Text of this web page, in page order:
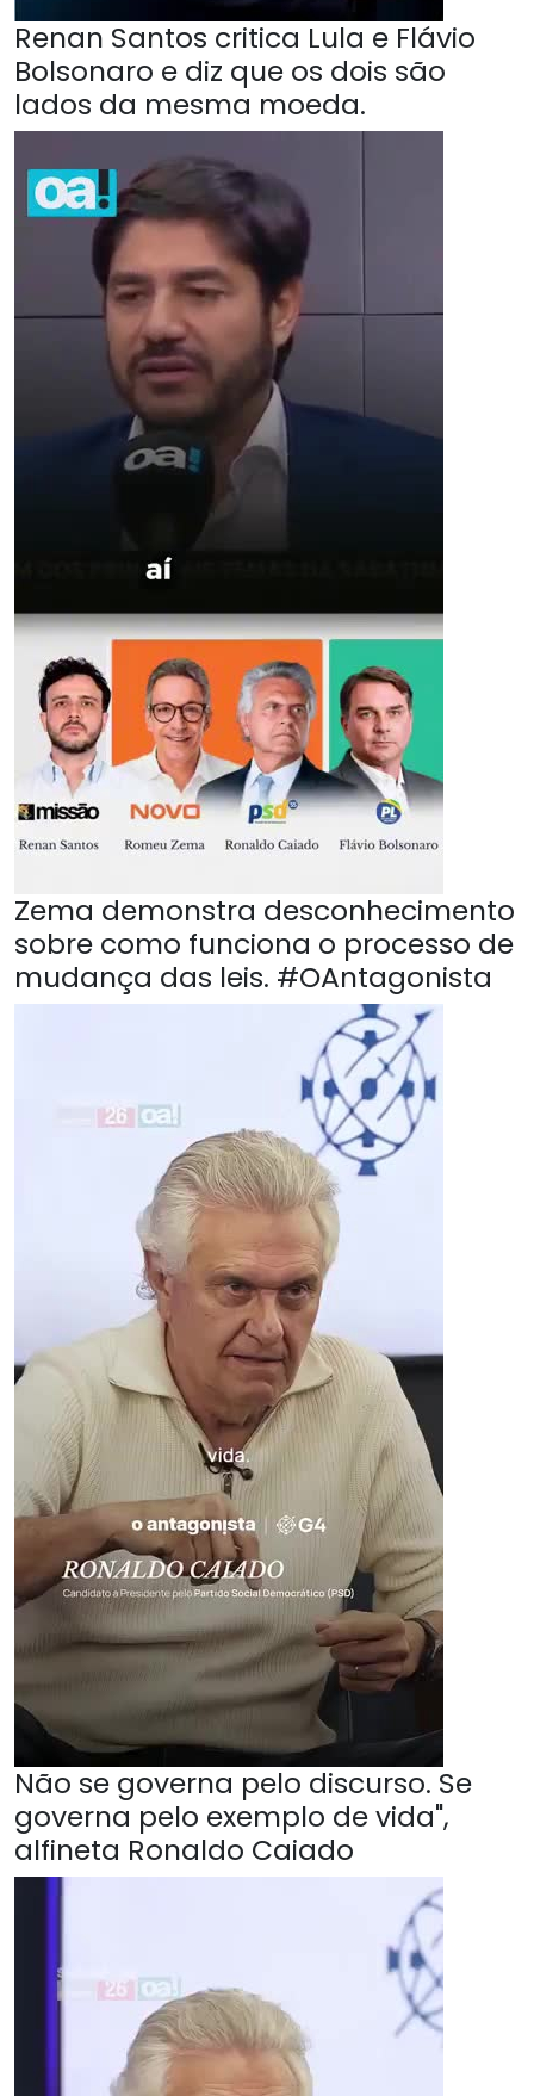
Renan Santos critica Lula e Flávio
Bolsonaro e diz que os dois são
lados da mesma moeda.
Zema demonstra desconhecimento
sobre como funciona o processo de
mudança das leis. #OAntagonista
Não se governa pelo discurso. Se
governa pelo exemplo de vida",
alfineta Ronaldo Caiado